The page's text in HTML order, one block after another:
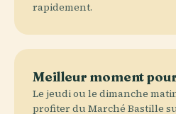
rapidement.
Meilleur moment
Le jeudi ou le dimanche
profiter du Marché Bastille